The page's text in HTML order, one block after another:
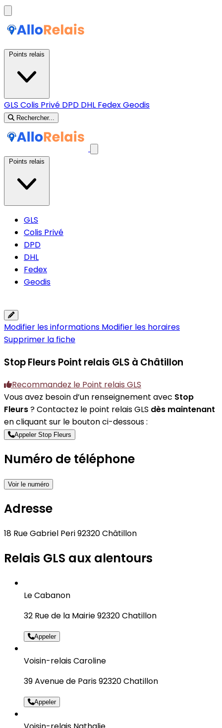
GLS Colis Privé DPD DHL FedexGeodis
Rechercher...
GLS
Colis Privé
DPD
DHL
Fedex
Geodis
Modifier les informations Modifier les horaires
Supprimer la fiche
Stop Fleurs Point relais GLS à Châtillon
Recommandez le Point relais GLS
Vous avez besoin d’un renseignement avec Stop
Fleurs? Contactez le point relais GLS dès maintenant
en cliquant sur le bouton ci-dessous :
Appeler Stop Fleurs
Numéro de téléphone
Voir le numéro
Adresse
18 Rue Gabriel Peri 92320 Châtillon
Relais GLS aux alentours
Le Cabanon
32 Rue de la Mairie 92320 Chatillon
Appeler
Voisin-relais Caroline
39 Avenue de Paris 92320 Chatillon
Appeler